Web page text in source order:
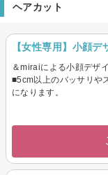
ヘアカット
【女性専用】小顔
＆miraiによる小顔デザ
■5cm以上のバッサリや
になります。